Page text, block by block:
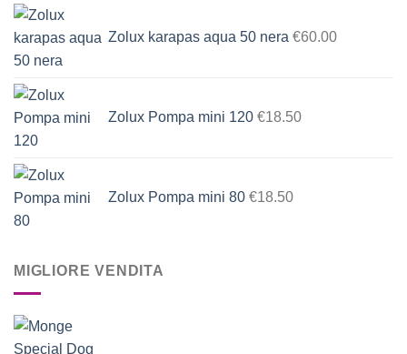
Zolux karapas aqua 50 nera €60.00
Zolux Pompa mini 120 €18.50
Zolux Pompa mini 80 €18.50
MIGLIORE VENDITA